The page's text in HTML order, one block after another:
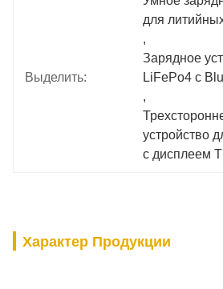
Выделить:
для
,
Зарядное
LiFePo4 с
,
устройство
с дисплеем
Характер Продукции